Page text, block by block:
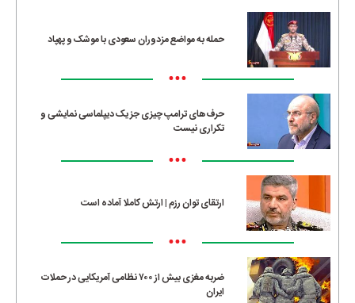
حمله به مواضع مزدوران سعودی با موشک و پهپاد
•••
حرف‌های ترامپ چیزی جز یک دیپلماسی نمایشی و
تکراری نیست
•••
ارتقای توان رزم | ارتش کاملا آماده است
•••
ضربه مغزی بیش از ۷۰۰ نظامی آمریکایی در حملات
ایران